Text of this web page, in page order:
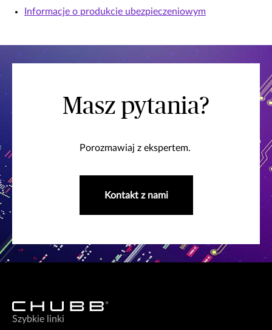
Informacje o produkcie ubezpieczeniowym
Masz pytania?
Porozmawiaj z ekspertem.
Kontakt z nami
Szybkie linki